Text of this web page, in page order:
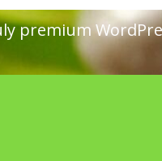
premium